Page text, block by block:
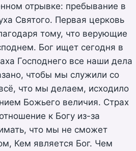
отрывке: пребывание в
Святого. Первая церковь
тому, что верующие
Бог ищет сегодня в
Господнего все наши дела
чтобы мы служили со
что мы делаем, исходило
Божьего величия. Страх
к Богу из-за
что мы не сможет
Кем является Бог. Чем